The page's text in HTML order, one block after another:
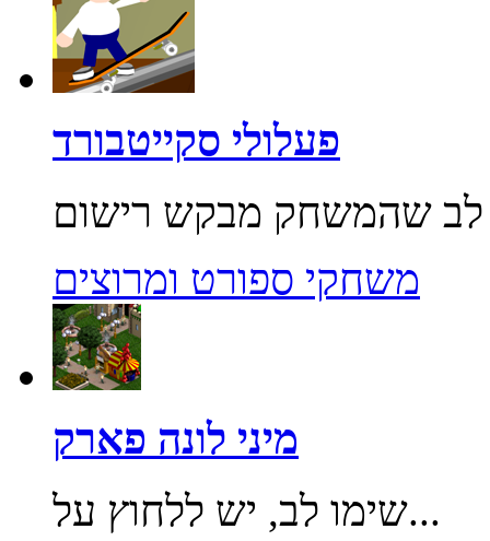
פעלולי סקייטבורד
משחקי ספורט ומרוצים
מיני לונה פארק
שימו לב, יש ללחוץ על...